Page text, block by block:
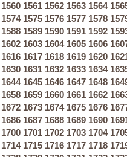
1560 1561 1562 1563 1564
1574 1575 1576 1577 1578
1588 1589 1590 1591 1592
1602 1603 1604 1605 1606
1616 1617 1618 1619 1620
1630 1631 1632 1633 1634
1644 1645 1646 1647 1648
1658 1659 1660 1661 1662
1672 1673 1674 1675 1676
1686 1687 1688 1689 1690
1700 1701 1702 1703 1704
1714 1715 1716 1717 1718